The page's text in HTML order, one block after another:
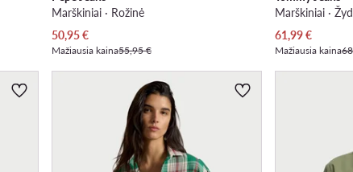
Marškiniai · Rožinė
Dabartinė kaina
50,95€
Mažiausia kaina55,95 €
Marškiniai ·
Dabartinė kaina
61,99€
Mažiausia kaina